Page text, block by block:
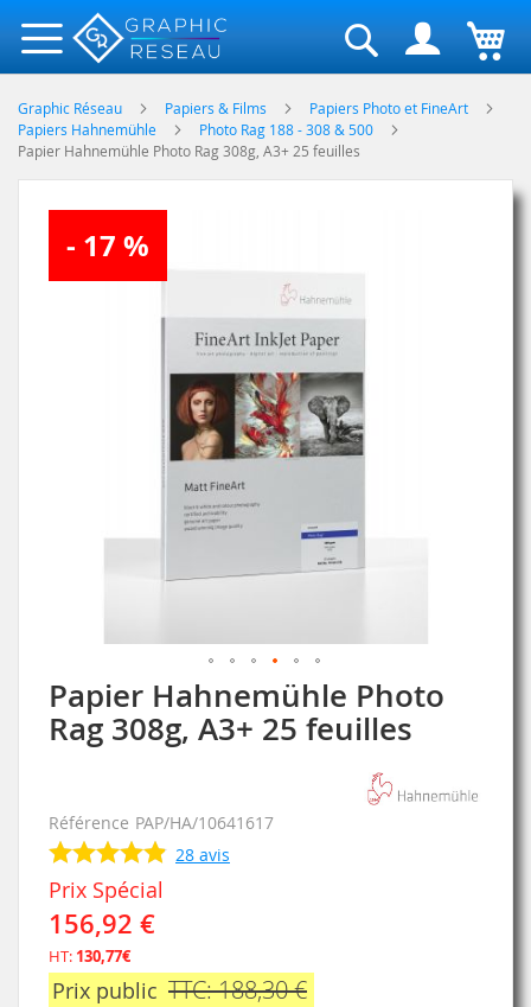
Rechercher
Graphic Réseau Papiers & Films
Papiers Photo et FineArt
Papiers Hahnemühle
Photo Rag 188 - 308 & 500
Papier Hahnemühle Photo Rag 308g, A3+ 25 feuilles
Papier Hahnemühle Photo
Rag 308g, A3+ 25 feuilles
Référence PAP/HA/10641617
28 avis
Prix Spécial
156,92 €
HT: 130,77€
Prix public TTC: 188,30 €
- 17 %
Skip
to
the
images
gallery